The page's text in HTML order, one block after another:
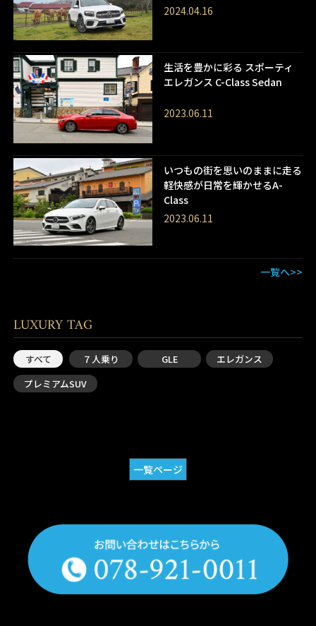
2024.04.16
生活を豊かに彩る スポーティ
エレガンス C-Class Sedan
2023.06.11
いつもの街を思いのままに走る
軽快感が日常を輝かせるA-
Class
2023.06.11
一覧へ>>
LUXURY TAG
すべて ７人乗り GLE
エレガンス
プレミアムSUV
一覧ページ